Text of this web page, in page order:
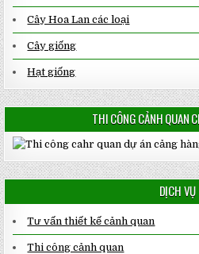
Cây Hoa Lan các loại
Cây giống
Hạt giống
THI CÔNG CẢNH QUAN
DỊCH VỤ
Tư vấn thiết kế cảnh quan
Thi công cảnh quan